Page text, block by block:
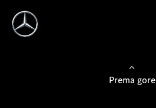
Prema gore